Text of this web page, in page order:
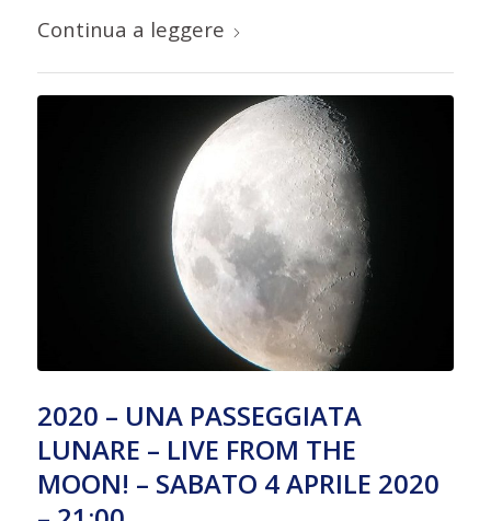
Continua a leggere
2020 – UNA PASSEGGIATA
LUNARE – LIVE FROM THE
MOON! – SABATO 4 APRILE 2020